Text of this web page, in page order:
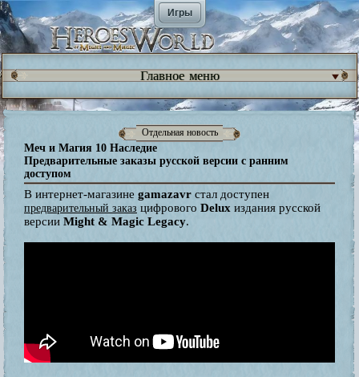
Игры
Главное меню
Отдельная новость
Меч и Магия 10 Наследие
Предварительные заказы русской версии с ранним
доступом
В интернет-магазине gamazavr стал доступен
предварительный заказ цифрового Delux издания русской
версии Might & Magic Legacy.